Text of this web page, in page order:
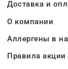
Доставка и
О компании
Аллергены в
Правила акции